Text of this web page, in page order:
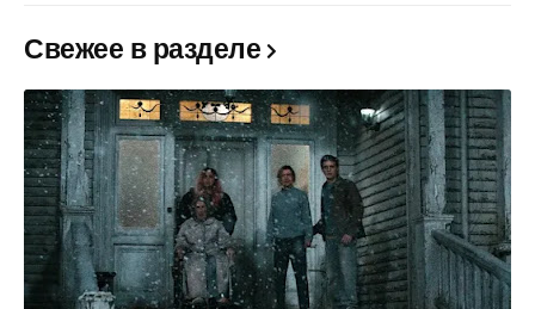
Свежее в разделе